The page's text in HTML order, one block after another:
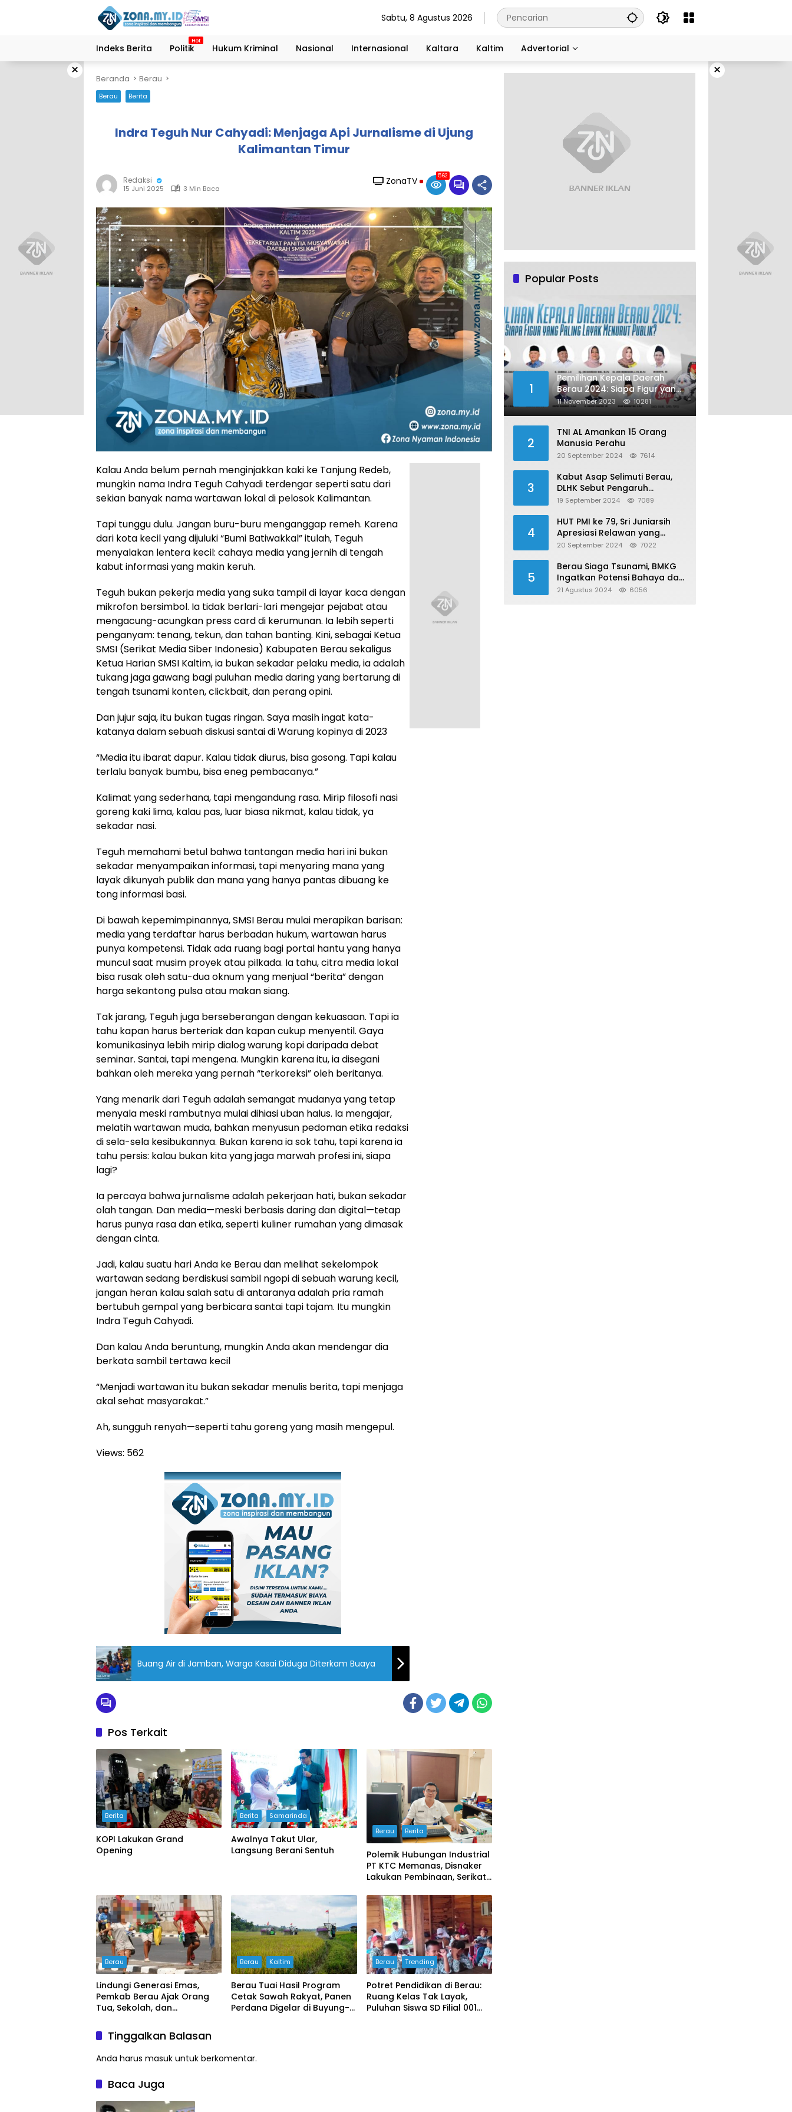
Sabtu, 8 Agustus 2026
Indeks Berita Politik Hukum Kriminal Nasional Internasional Kaltara Kaltim Advertorial
× ×
Beranda Berau
Berau Berita
Indra Teguh Nur Cahyadi: Menjaga Api Jurnalisme di Ujung
Kalimantan Timur
Redaksi
15 Juni 2025 3 Min Baca
ZonaTV 562
Kalau Anda belum pernah menginjakkan kaki ke Tanjung Redeb,
mungkin nama Indra Teguh Cahyadi terdengar seperti satu dari
sekian banyak nama wartawan lokal di pelosok Kalimantan.
Tapi tunggu dulu. Jangan buru-buru menganggap remeh. Karena
dari kota kecil yang dijuluki “Bumi Batiwakkal” itulah, Teguh
menyalakan lentera kecil: cahaya media yang jernih di tengah
kabut informasi yang makin keruh.
Teguh bukan pekerja media yang suka tampil di layar kaca dengan
mikrofon bersimbol. Ia tidak berlari-lari mengejar pejabat atau
mengacung-acungkan press card di kerumunan. Ia lebih seperti
penganyam: tenang, tekun, dan tahan banting. Kini, sebagai Ketua
SMSI (Serikat Media Siber Indonesia) Kabupaten Berau sekaligus
Ketua Harian SMSI Kaltim, ia bukan sekadar pelaku media, ia adalah
tukang jaga gawang bagi puluhan media daring yang bertarung di
tengah tsunami konten, clickbait, dan perang opini.
Dan jujur saja, itu bukan tugas ringan. Saya masih ingat kata-
katanya dalam sebuah diskusi santai di Warung kopinya di 2023
“Media itu ibarat dapur. Kalau tidak diurus, bisa gosong. Tapi kalau
terlalu banyak bumbu, bisa eneg pembacanya.”
Kalimat yang sederhana, tapi mengandung rasa. Mirip filosofi nasi
goreng kaki lima, kalau pas, luar biasa nikmat, kalau tidak, ya
sekadar nasi.
Teguh memahami betul bahwa tantangan media hari ini bukan
sekadar menyampaikan informasi, tapi menyaring mana yang
layak dikunyah publik dan mana yang hanya pantas dibuang ke
tong informasi basi.
Di bawah kepemimpinannya, SMSI Berau mulai merapikan barisan:
media yang terdaftar harus berbadan hukum, wartawan harus
punya kompetensi. Tidak ada ruang bagi portal hantu yang hanya
muncul saat musim proyek atau pilkada. Ia tahu, citra media lokal
bisa rusak oleh satu-dua oknum yang menjual “berita” dengan
harga sekantong pulsa atau makan siang.
Tak jarang, Teguh juga berseberangan dengan kekuasaan. Tapi ia
tahu kapan harus berteriak dan kapan cukup menyentil. Gaya
komunikasinya lebih mirip dialog warung kopi daripada debat
seminar. Santai, tapi mengena. Mungkin karena itu, ia disegani
bahkan oleh mereka yang pernah “terkoreksi” oleh beritanya.
Yang menarik dari Teguh adalah semangat mudanya yang tetap
menyala meski rambutnya mulai dihiasi uban halus. Ia mengajar,
melatih wartawan muda, bahkan menyusun pedoman etika redaksi
di sela-sela kesibukannya. Bukan karena ia sok tahu, tapi karena ia
tahu persis: kalau bukan kita yang jaga marwah profesi ini, siapa
lagi?
Ia percaya bahwa jurnalisme adalah pekerjaan hati, bukan sekadar
olah tangan. Dan media—meski berbasis daring dan digital—tetap
harus punya rasa dan etika, seperti kuliner rumahan yang dimasak
dengan cinta.
Jadi, kalau suatu hari Anda ke Berau dan melihat sekelompok
wartawan sedang berdiskusi sambil ngopi di sebuah warung kecil,
jangan heran kalau salah satu di antaranya adalah pria ramah
bertubuh gempal yang berbicara santai tapi tajam. Itu mungkin
Indra Teguh Cahyadi.
Dan kalau Anda beruntung, mungkin Anda akan mendengar dia
berkata sambil tertawa kecil
“Menjadi wartawan itu bukan sekadar menulis berita, tapi menjaga
akal sehat masyarakat.”
Ah, sungguh renyah—seperti tahu goreng yang masih mengepul.
Views: 562
Buang Air di Jamban, Warga Kasai Diduga Diterkam Buaya
Pos Terkait
Berita
KOPI Lakukan Grand
Opening
Berita Samarinda
Awalnya Takut Ular,
Langsung Berani Sentuh
Berau Berita
Polemik Hubungan Industrial
PT KTC Memanas, Disnaker
Lakukan Pembinaan, Serikat
Berau
Lindungi Generasi Emas,
Pemkab Berau Ajak Orang
Tua, Sekolah, dan
Ruang Aman bagi Anak
Berau Kaltim
Berau Tuai Hasil Program
Cetak Sawah Rakyat, Panen
Perdana Digelar di Buyung-
Berau Trending
Potret Pendidikan di Berau:
Ruang Kelas Tak Layak,
Puluhan Siswa SD Filial 001
Tinggalkan Balasan
Anda harus masuk untuk berkomentar.
Baca Juga
Popular Posts
1
Pemilihan Kepala Daerah
Berau 2024: Siapa Figur yang
Paling Layak Menurut Publik?
11 November 2023 10281
2
TNI AL Amankan 15 Orang
Manusia Perahu
20 September 2024 7614
3
Kabut Asap Selimuti Berau,
DLHK Sebut Pengaruh
Karhutla
19 September 2024 7089
4
HUT PMI ke 79, Sri Juniarsih
Apresiasi Relawan yang
Konsisten Donor Darah
20 September 2024 7022
5
Berau Siaga Tsunami, BMKG
Ingatkan Potensi Bahaya dari
Megathrust Utara Sulawesi
21 Agustus 2024 6056